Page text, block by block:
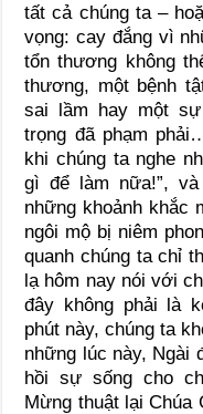
tất cả chúng ta –
vọng: cay đắng vì
tổn thương không
thương, một bệnh
sai lầm hay một
trọng đã phạm
khi chúng ta nghe
gì để làm nữa!”,
những khoảnh khắc
ngôi mộ bị niêm
quanh chúng ta chỉ
lạ hôm nay nói với
đây không phải là
phút này, chúng ta
những lúc này, Ngài
hồi sự sống cho
Mừng thuật lại Chúa